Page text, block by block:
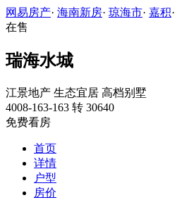
网易房产· 海南新房· 琼海市· 嘉积·
在售
瑞海水城
江景地产 生态宜居 高档别墅
4008-163-163 转 30640
免费看房
首页
详情
户型
房价